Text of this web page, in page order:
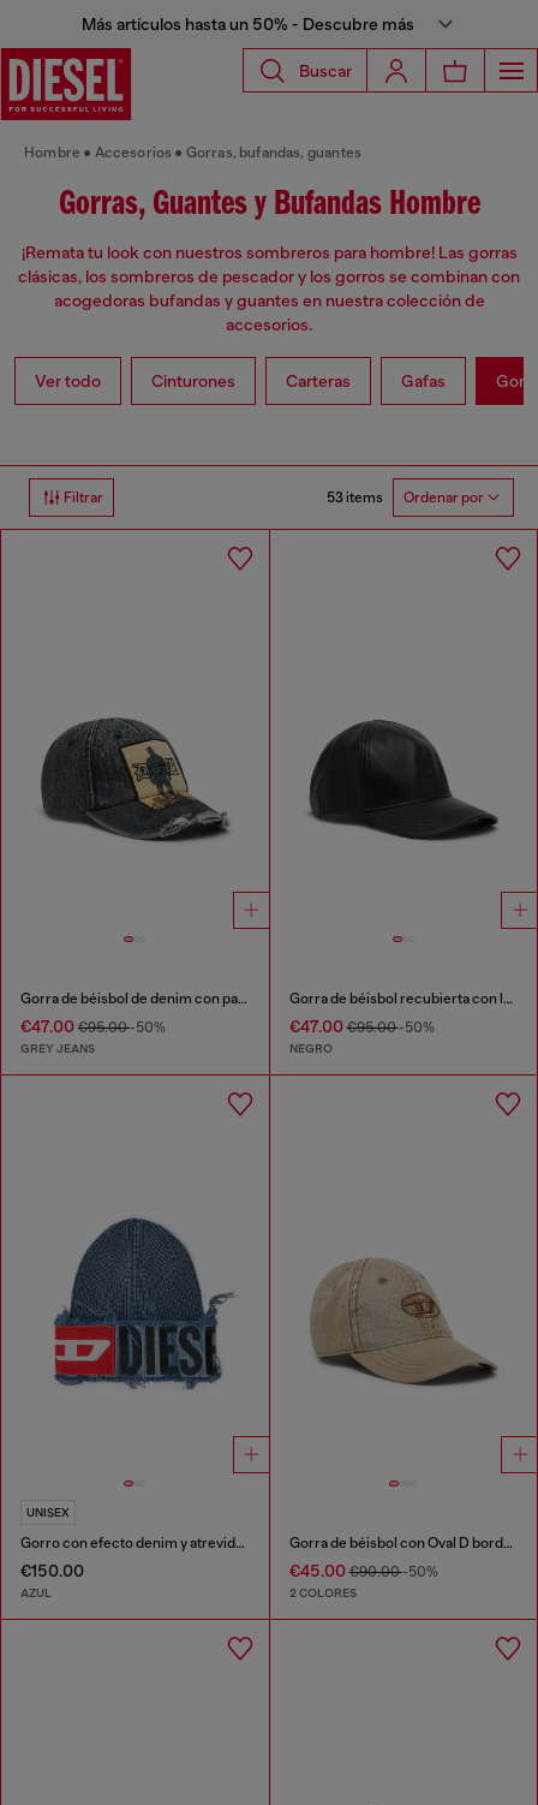
Más artículos hasta un 50% - Descubre más
Buscar
Hombre Accesorios Gorras, bufandas, guantes
Gorras, Guantes y Bufandas Hombre
¡Remata tu look con nuestros sombreros para hombre! Las gorras
clásicas, los sombreros de pescador y los gorros se combinan con
acogedoras bufandas y guantes en nuestra colección de
accesorios.
Ver todo Cinturones Carteras Gafas
Filtrar 53 items Ordenar por
Gorra de béisbol de denim con parche y detalles deshilachados
€47.00 €95.00-50%
GREY JEANS
Gorra de béisbol recubierta con logo en relieve
€47.00€95.00-50%
NEGRO
UNISEX
Gorro con efecto denim y atrevido detalle de parche
€150.00
AZUL
Gorra de béisbol con Oval D bordado
€45.00€90.00-50%
2 COLORES